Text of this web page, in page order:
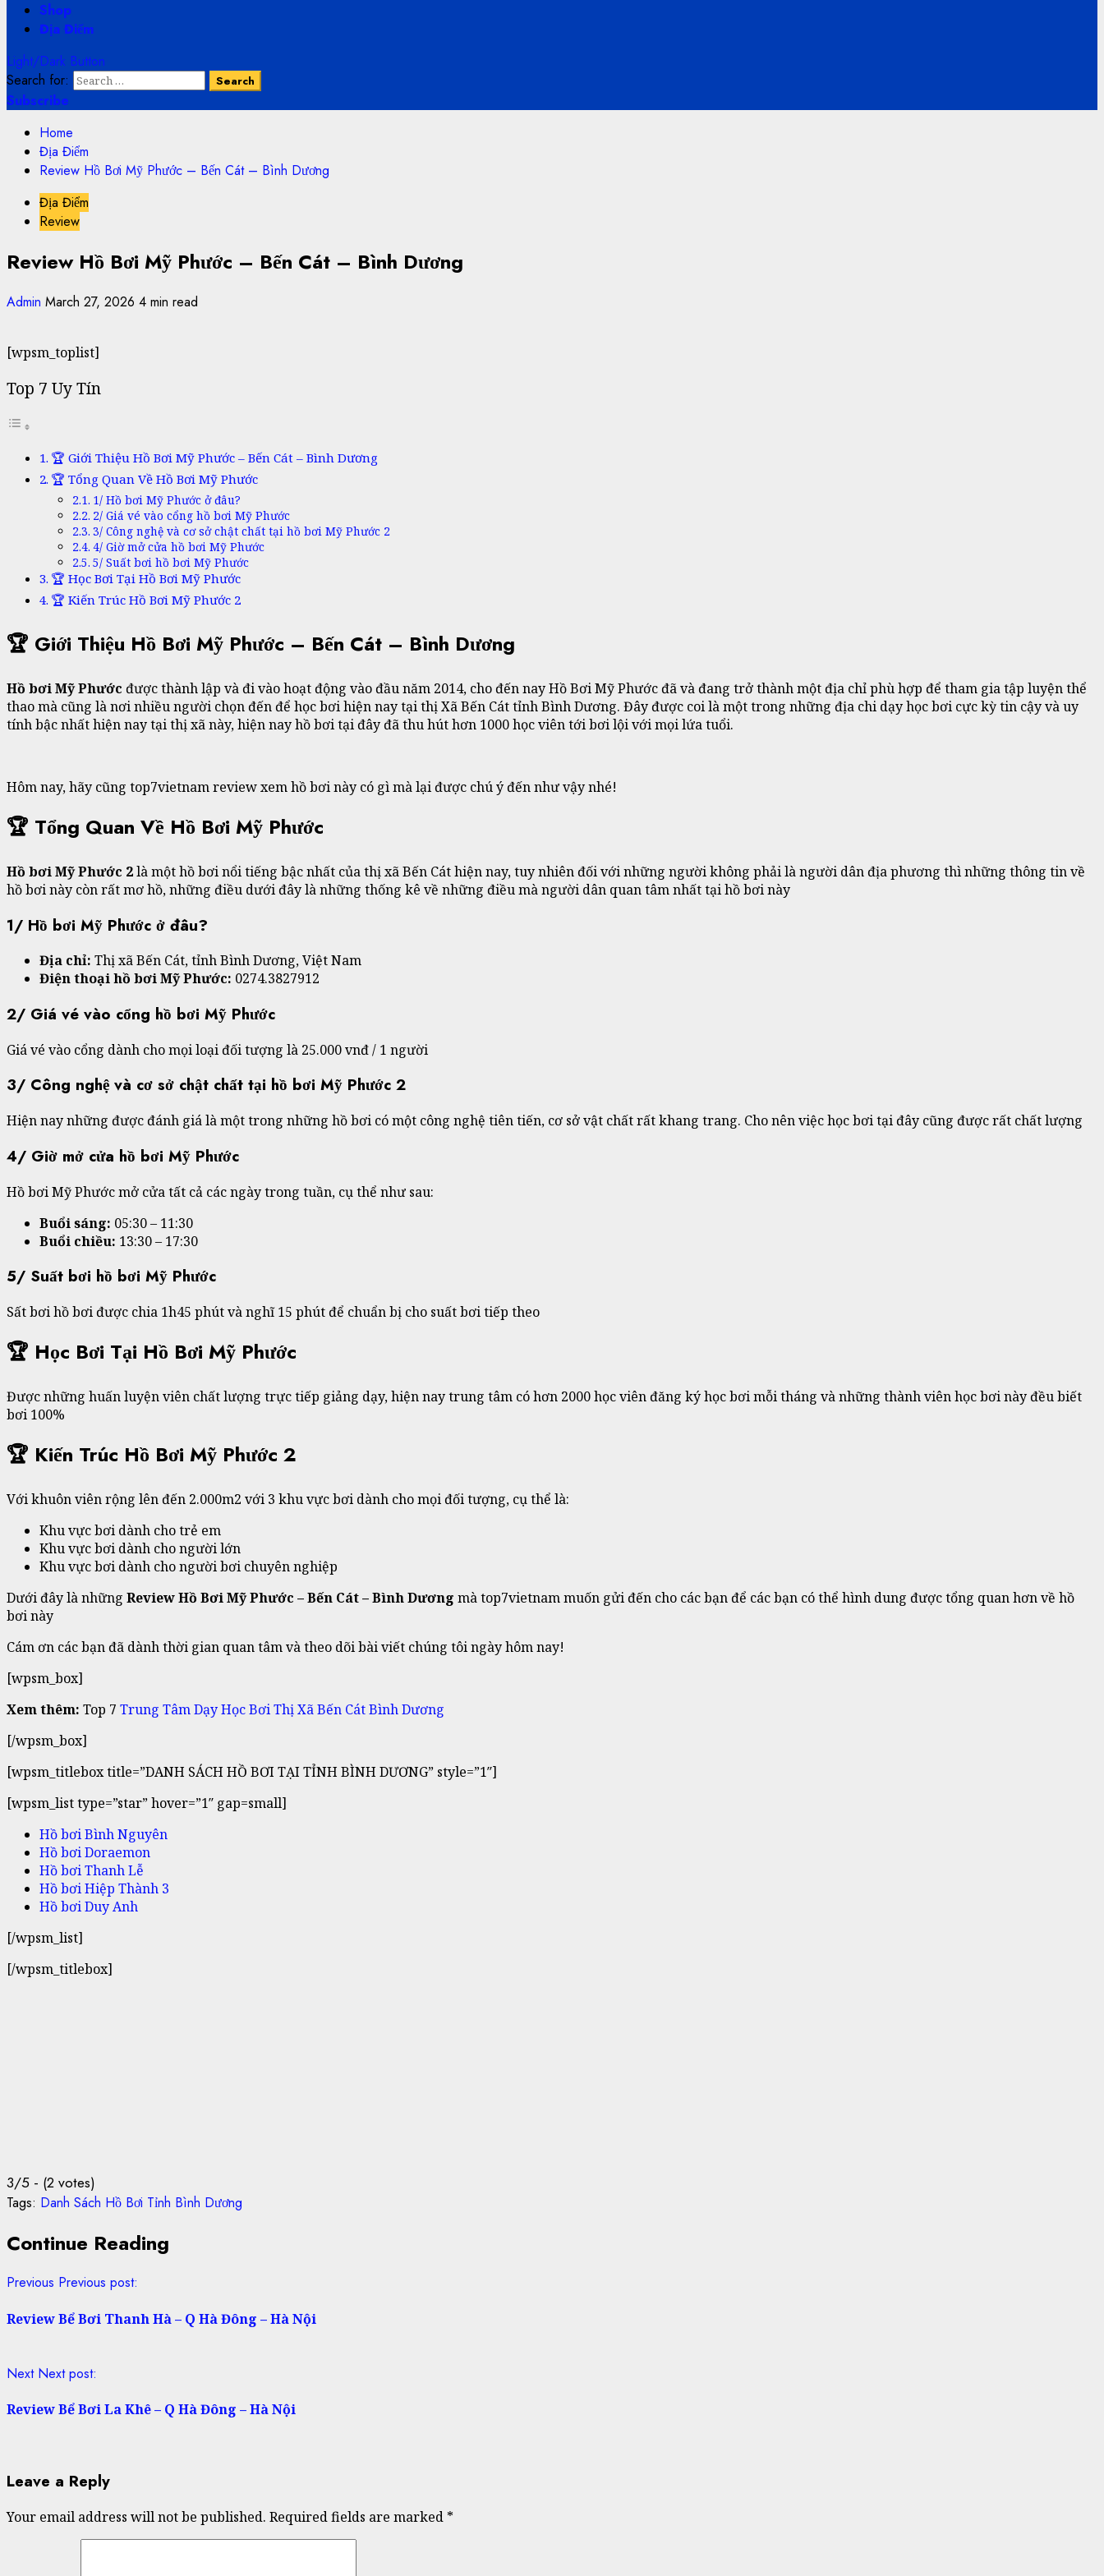
Shop
Địa Điểm
Light/Dark Button
Search for:
Subscribe
Home
Địa Điểm
Review Hồ Bơi Mỹ Phước – Bến Cát – Bình Dương
Địa Điểm
Review
Review Hồ Bơi Mỹ Phước – Bến Cát – Bình Dương
Admin March 27, 2026 4 min read
[wpsm_toplist]
Top 7 Uy Tín
🏆 Giới Thiệu Hồ Bơi Mỹ Phước – Bến Cát – Bình Dương
🏆 Tổng Quan Về Hồ Bơi Mỹ Phước
1/ Hồ bơi Mỹ Phước ở đâu?
2/ Giá vé vào cổng hồ bơi Mỹ Phước
3/ Công nghệ và cơ sở chật chất tại hồ bơi Mỹ Phước 2
4/ Giờ mở cửa hồ bơi Mỹ Phước
5/ Suất bơi hồ bơi Mỹ Phước
🏆 Học Bơi Tại Hồ Bơi Mỹ Phước
🏆 Kiến Trúc Hồ Bơi Mỹ Phước 2
🏆 Giới Thiệu Hồ Bơi Mỹ Phước – Bến Cát – Bình Dương
Hồ bơi Mỹ Phước được thành lập và đi vào hoạt động vào đầu năm 2014, cho đến nay Hồ Bơi Mỹ Phước đã và đang trở thành một địa chỉ phù hợp để tham gia tập luyện thể
thao mà cũng là nơi nhiều người chọn đến để học bơi hiện nay tại thị Xã Bến Cát tỉnh Bình Dương. Đây được coi là một trong những địa chi dạy học bơi cực kỳ tin cậy và uy
tính bậc nhất hiện nay tại thị xã này, hiện nay hồ bơi tại đây đã thu hút hơn 1000 học viên tới bơi lội với mọi lứa tuổi.
Hôm nay, hãy cũng top7vietnam review xem hồ bơi này có gì mà lại được chú ý đến như vậy nhé!
🏆 Tổng Quan Về Hồ Bơi Mỹ Phước
Hồ bơi Mỹ Phước 2là một hồ bơi nổi tiếng bậc nhất của thị xã Bến Cát hiện nay, tuy nhiên đối với những người không phải là người dân địa phương thì những thông tin về
hồ bơi này còn rất mơ hồ, những điều dưới đây là những thống kê về những điều mà người dân quan tâm nhất tại hồ bơi này
1/ Hồ bơi Mỹ Phước ở đâu?
Địa chỉ: Thị xã Bến Cát, tỉnh Bình Dương, Việt Nam
Điện thoại hồ bơi Mỹ Phước: 0274.3827912
2/ Giá vé vào cổng hồ bơi Mỹ Phước
Giá vé vào cổng dành cho mọi loại đối tượng là 25.000 vnđ / 1 người
3/ Công nghệ và cơ sở chật chất tại hồ bơi Mỹ Phước 2
Hiện nay những được đánh giá là một trong những hồ bơi có một công nghệ tiên tiến, cơ sở vật chất rất khang trang. Cho nên việc học bơi tại đây cũng được rất chất lượng
4/ Giờ mở cửa hồ bơi Mỹ Phước
Hồ bơi Mỹ Phước mở cửa tất cả các ngày trong tuần, cụ thể như sau:
Buổi sáng: 05:30 – 11:30
Buổi chiều: 13:30 – 17:30
5/ Suất bơi hồ bơi Mỹ Phước
Sất bơi hồ bơi được chia 1h45 phút và nghĩ 15 phút để chuẩn bị cho suất bơi tiếp theo
🏆 Học Bơi Tại Hồ Bơi Mỹ Phước
Được những huấn luyện viên chất lượng trực tiếp giảng dạy, hiện nay trung tâm có hơn 2000 học viên đăng ký học bơi mỗi tháng và những thành viên học bơi này đều biết
bơi 100%
🏆 Kiến Trúc Hồ Bơi Mỹ Phước 2
Với khuôn viên rộng lên đến 2.000m2 với 3 khu vực bơi dành cho mọi đối tượng, cụ thể là:
Khu vực bơi dành cho trẻ em
Khu vực bơi dành cho người lớn
Khu vực bơi dành cho người bơi chuyên nghiệp
Dưới đây là những Review Hồ Bơi Mỹ Phước – Bến Cát – Bình Dương mà top7vietnam muốn gửi đến cho các bạn để các bạn có thể hình dung được tổng quan hơn về hồ
bơi này
Cám ơn các bạn đã dành thời gian quan tâm và theo dõi bài viết chúng tôi ngày hôm nay!
[wpsm_box]
Xem thêm: Top 7 Trung Tâm Dạy Học Bơi Thị Xã Bến Cát Bình Dương
[/wpsm_box]
[wpsm_titlebox title=”DANH SÁCH HỒ BƠI TẠI TỈNH BÌNH DƯƠNG” style=”1″]
[wpsm_list type=”star” hover=”1″ gap=small]
Hồ bơi Bình Nguyên
Hồ bơi Doraemon
Hồ bơi Thanh Lễ
Hồ bơi Hiệp Thành 3
Hồ bơi Duy Anh
[/wpsm_list]
[/wpsm_titlebox]
3/5 - (2 votes)
Tags: Danh Sách Hồ Bơi Tỉnh Bình Dương
Continue Reading
Previous Previous post:
Review Bể Bơi Thanh Hà – Q Hà Đông – Hà Nội
Next Next post:
Review Bể Bơi La Khê – Q Hà Đông – Hà Nội
Leave a Reply
Your email address will not be published. Required fields are marked *